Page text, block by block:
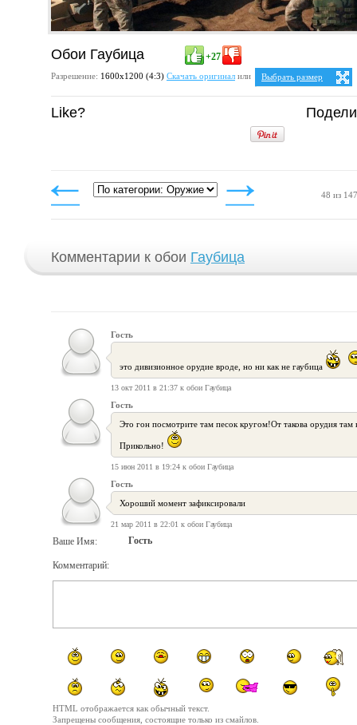
Обои Гаубица +27
Разрешение: 1600х1200 (4:3) Скачать оригиналили
Выбрать размер
Ваше разрешение:Не
1280x1024
1600x1280
4:3
Like?
48 из
Комментарии к обои Гаубица
Гость
это дивизионное орудие вроде, но ни как не гаубица
13 окт 2011 в 21:37 к обои Гаубица
Гость
Это гон посмотрите там песок кругом!От такова орудия
Прикольно!
15 июн 2011 в 19:24 к обои Гаубица
Гость
Хороший момент зафиксировали
21 мар 2011 в 22:01 к обои Гаубица
Ваше Имя: Гость
Комментарий:
HTML отображается как обычный текст.
Запрещены сообщения, состоящие только из смайлов.